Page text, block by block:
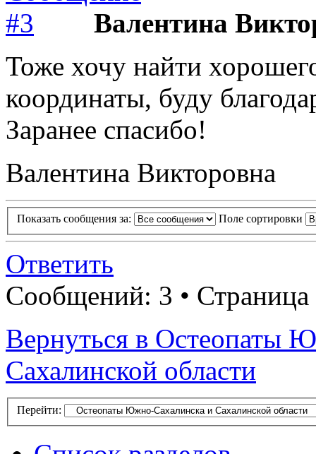
Валентина
Тоже хочу найти
координаты, буду
Заранее спасибо!
Валентина Викторовна
Показать сообщения за: Поле сортировки
Ответить
Сообщений: 3 • Страница
Вернуться в Остеопаты
Сахалинской области
Перейти: